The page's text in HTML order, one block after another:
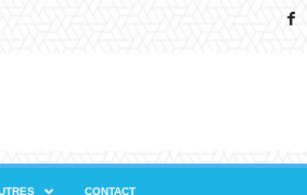
CONTACT